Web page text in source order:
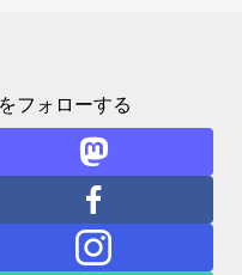
フォローする